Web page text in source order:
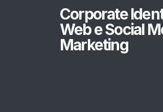
Corporate
Web e Social
Marketing